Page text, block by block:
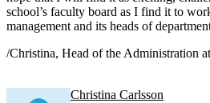
school’s faculty board as I find it to
management and its heads of
/Christina, Head of the Administration
Christina Carlsson